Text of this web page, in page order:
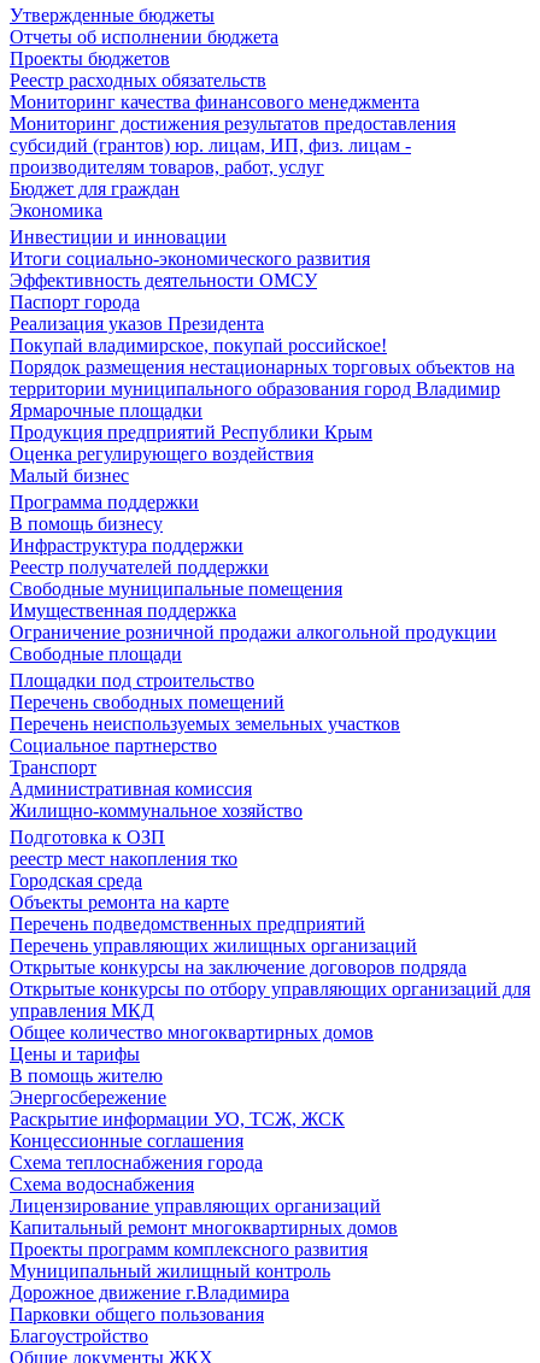
Утвержденные бюджеты
Отчеты об исполнении бюджета
Проекты бюджетов
Реестр расходных обязательств
Мониторинг качества финансового менеджмента
Мониторинг достижения результатов предоставления
субсидий (грантов) юр. лицам, ИП, физ. лицам -
производителям товаров, работ, услуг
Бюджет для граждан
Экономика
Инвестиции и инновации
Итоги социально-экономического развития
Эффективность деятельности ОМСУ
Паспорт города
Реализация указов Президента
Покупай владимирское, покупай российское!
Порядок размещения нестационарных торговых объектов на
территории муниципального образования город Владимир
Ярмарочные площадки
Продукция предприятий Республики Крым
Оценка регулирующего воздействия
Малый бизнес
Программа поддержки
В помощь бизнесу
Инфраструктура поддержки
Реестр получателей поддержки
Свободные муниципальные помещения
Имущественная поддержка
Ограничение розничной продажи алкогольной продукции
Свободные площади
Площадки под строительство
Перечень свободных помещений
Перечень неиспользуемых земельных участков
Социальное партнерство
Транспорт
Административная комиссия
Жилищно-коммунальное хозяйство
Подготовка к ОЗП
реестр мест накопления тко
Городская среда
Объекты ремонта на карте
Перечень подведомственных предприятий
Перечень управляющих жилищных организаций
Открытые конкурсы на заключение договоров подряда
Открытые конкурсы по отбору управляющих организаций для
управления МКД
Общее количество многоквартирных домов
Цены и тарифы
В помощь жителю
Энергосбережение
Раскрытие информации УО, ТСЖ, ЖСК
Концессионные соглашения
Схема теплоснабжения города
Схема водоснабжения
Лицензирование управляющих организаций
Капитальный ремонт многоквартирных домов
Проекты программ комплексного развития
Муниципальный жилищный контроль
Дорожное движение г.Владимира
Парковки общего пользования
Благоустройство
Общие документы ЖКХ